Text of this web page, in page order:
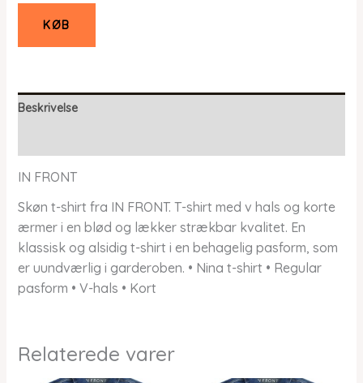
KØB
Beskrivelse
IN FRONT
Skøn t-shirt fra IN FRONT. T-shirt med v hals og korte
ærmer i en blød og lækker strækbar kvalitet. En
klassisk og alsidig t-shirt i en behagelig pasform, som
er uundværlig i garderoben. • Nina t-shirt • Regular
pasform • V-hals • Kort
Relaterede varer